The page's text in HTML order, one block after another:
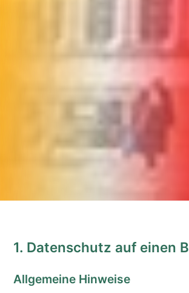
1. Datenschutz auf einen
Allgemeine Hinweise